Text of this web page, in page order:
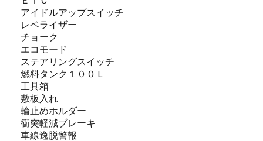
アイドルアップスイッチ
レベライザー
チョーク
エコモード
ステアリングスイッチ
燃料タンク１００Ｌ
工具箱
敷板入れ
輪止めホルダー
衝突軽減ブレーキ
車線逸脱警報